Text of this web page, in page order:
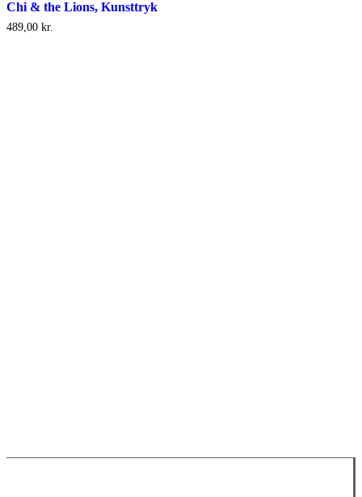
Chi & the Lions, Kunsttryk
489,00 kr.